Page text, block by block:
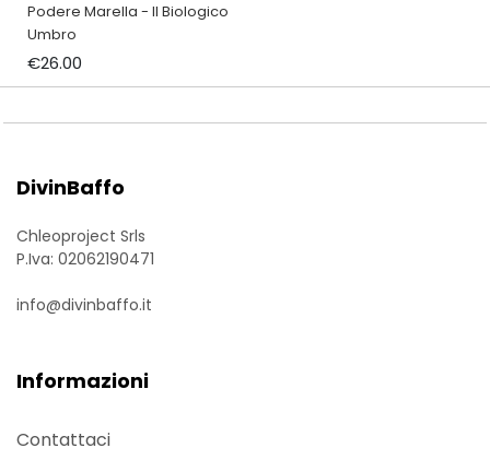
Podere Marella - Il Biologico
Umbro
€26.00
DivinBaffo
Chleoproject Srls
P.Iva: 02062190471
info@divinbaffo.it
Informazioni
Contattaci